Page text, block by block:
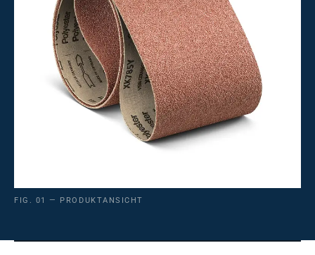
FIG. 01 — PRODUKTANSICHT